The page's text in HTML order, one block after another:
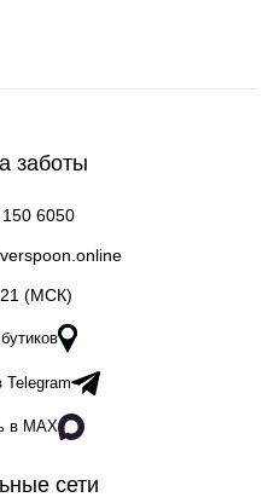
заботы
6050
(МСК)
Telegram
в MAX
сети